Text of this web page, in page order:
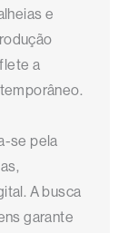
e
a
se pela
A busca
garante